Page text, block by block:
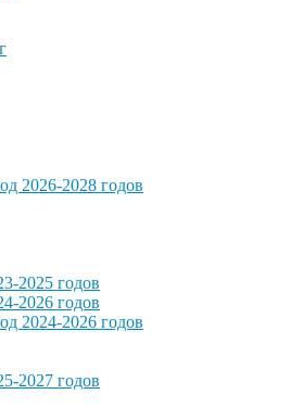
2026-2028 годов
2025 годов
2026 годов
2024-2026 годов
2027 годов